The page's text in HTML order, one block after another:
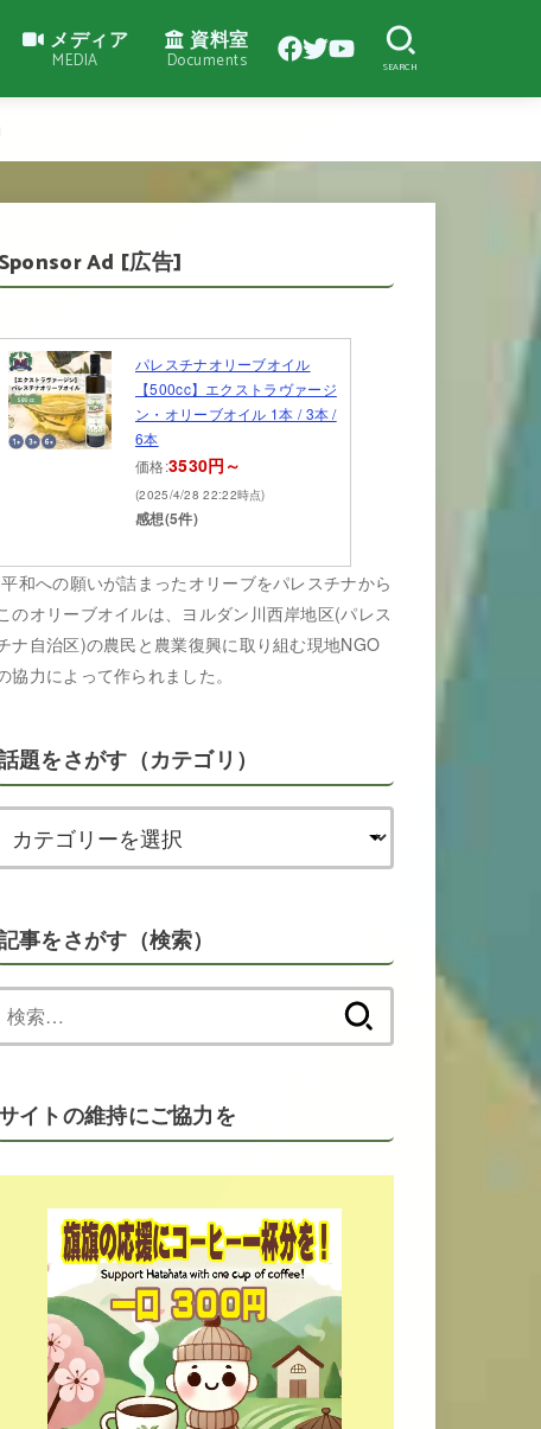
メディア
MEDIA
資料室
Documents SEARCH
Sponsor Ad [広告]
パレスチナオリーブオイル
【500cc】エクストラヴァージ
ン・オリーブオイル 1本 / 3本 /
6本
価格:3530円～
(2025/4/28 22:22時点)
感想(5件)
平和への願いが詰まったオリーブをパレスチナから
のオリーブオイルは、ヨルダン川西岸地区(パレス
ナ自治区)の農民と農業復興に取り組む現地NGO
協力によって作られました。
題をさがす（カテゴリ）
事をさがす（検索）
索:
イトの維持にご協力を